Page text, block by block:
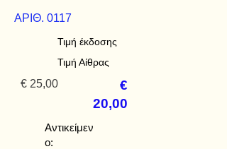
ΑΡΙΘ. 0117
Τιμή έκδοσης
Τιμή Αίθρας
€ 25,00
€
20,00
Αντικείμεν
ο: